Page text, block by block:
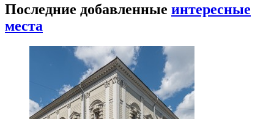
Последние добавленные интересные
места